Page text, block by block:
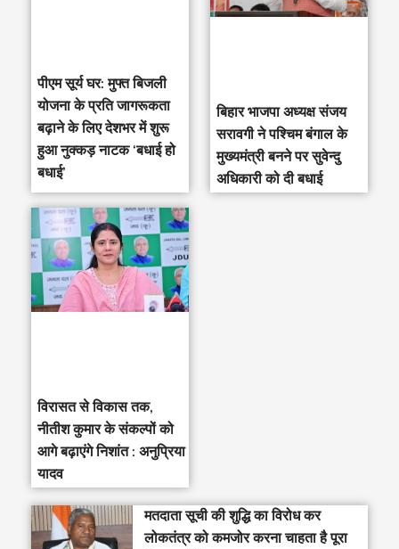
पीएम सूर्य घर: मुफ्त बिजली
योजना के प्रति जागरूकता
बढ़ाने के लिए देशभर में शुरू
हुआ नुक्कड़ नाटक ‘बधाई हो
बधाई’
‎बिहार भाजपा अध्यक्ष संजय
सरावगी ने पश्चिम बंगाल के
मुख्यमंत्री बनने पर सुवेन्दु
अधिकारी को दी बधाई
विरासत से विकास तक,
नीतीश कुमार के संकल्पों को
आगे बढ़ाएंगे निशांत : अनुप्रिया
यादव
मतदाता सूची की शुद्धि का विरोध कर
लोकतंत्र को कमजोर करना चाहता है पूरा